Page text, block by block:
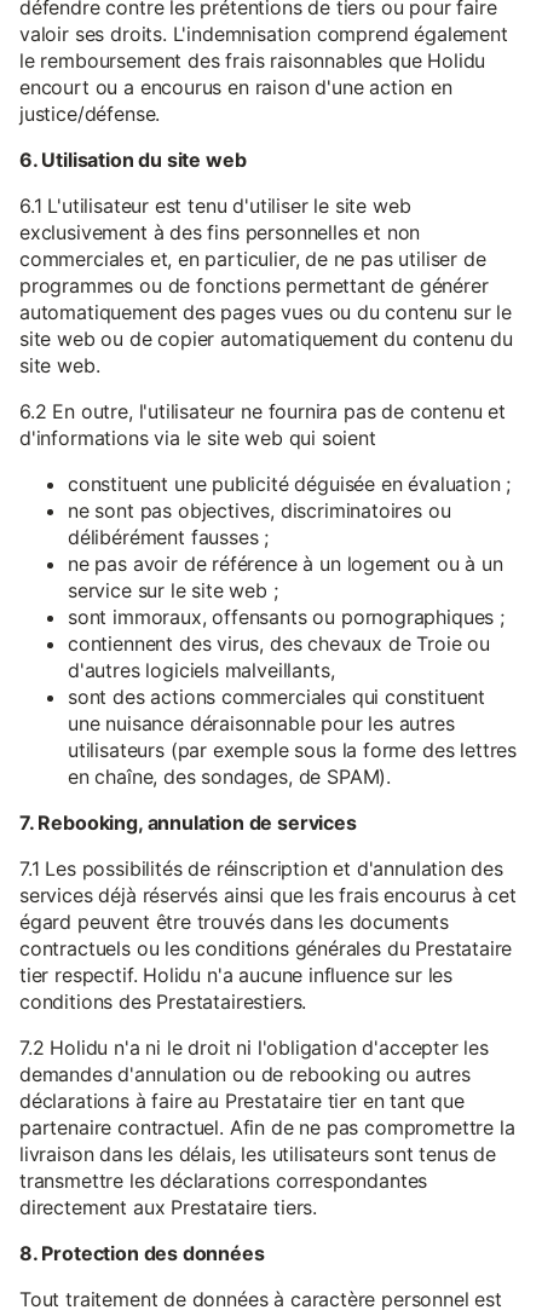
défendre contre les prétentions de tiers ou pour faire
valoir ses droits. L'indemnisation comprend également
le remboursement des frais raisonnables que Holidu
encourt ou a encourus en raison d'une action en
justice/défense.
6. Utilisation du site web
6.1 L'utilisateur est tenu d'utiliser le site web
exclusivement à des fins personnelles et non
commerciales et, en particulier, de ne pas utiliser de
programmes ou de fonctions permettant de générer
automatiquement des pages vues ou du contenu sur le
site web ou de copier automatiquement du contenu du
site web.
6.2 En outre, l'utilisateur ne fournira pas de contenu et
d'informations via le site web qui soient
constituent une publicité déguisée en évaluation ;
ne sont pas objectives, discriminatoires ou
délibérément fausses ;
ne pas avoir de référence à un logement ou à un
service sur le site web ;
sont immoraux, offensants ou pornographiques ;
contiennent des virus, des chevaux de Troie ou
d'autres logiciels malveillants,
sont des actions commerciales qui constituent
une nuisance déraisonnable pour les autres
utilisateurs (par exemple sous la forme des lettres
en chaîne, des sondages, de SPAM).
7. Rebooking, annulation de services
7.1 Les possibilités de réinscription et d'annulation des
services déjà réservés ainsi que les frais encourus à cet
égard peuvent être trouvés dans les documents
contractuels ou les conditions générales du Prestataire
tier respectif. Holidu n'a aucune influence sur les
conditions des Prestatairestiers.
7.2 Holidu n'a ni le droit ni l'obligation d'accepter les
demandes d'annulation ou de rebooking ou autres
déclarations à faire au Prestataire tier en tant que
partenaire contractuel. Afin de ne pas compromettre la
livraison dans les délais, les utilisateurs sont tenus de
transmettre les déclarations correspondantes
directement aux Prestataire tiers.
8. Protection des données
Tout traitement de données à caractère personnel est